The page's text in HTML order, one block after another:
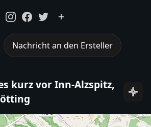
Nachricht an den Ersteller
kurz vor Inn-Alzspitz,